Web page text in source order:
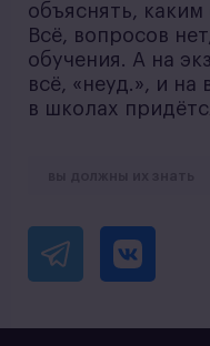
объяснять,
Всё, вопросов
обучения. А на
всё, «неуд.», и
в школах